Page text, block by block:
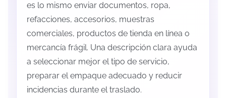
es lo mismo enviar documentos, ropa,
refacciones, accesorios, muestras
comerciales, productos de tienda en línea o
mercancía frágil. Una descripción clara ayuda
a seleccionar mejor el tipo de servicio,
preparar el empaque adecuado y reducir
incidencias durante el traslado.